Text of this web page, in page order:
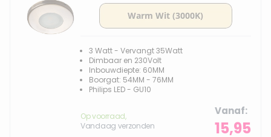
3 Watt - Vervangt 35Watt
Dimbaar en 230Volt
Inbouwdiepte: 60MM
Boorgat: 54MM - 76MM
Philips LED - GU10
Op voorraad,
Vandaag verzonden
Vanaf
15,95